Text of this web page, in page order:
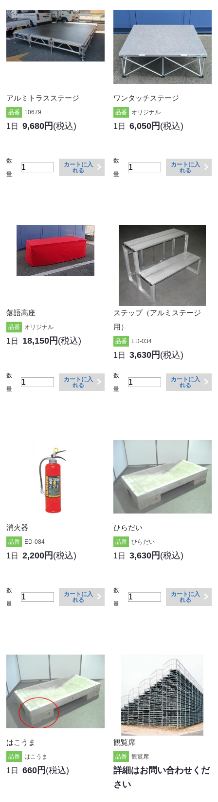
アルミトラスステージ
品番 10679
1日 9,680円 (税込)
数
量
カートに入
れる
ワンタッチステージ
品番 オリジナル
1日 6,050円 (税込)
数
量
カートに入
れる
落語高座
品番 オリジナル
1日 18,150円 (税込)
数
量
カートに入
れる
ステップ（アルミステージ
用）
品番 ED-034
1日 3,630円 (税込)
数
量
カートに入
れる
消火器
品番 ED-084
1日 2,200円 (税込)
数
量
カートに入
れる
ひらだい
品番 ひらだい
1日 3,630円 (税込)
数
量
カートに入
れる
はこうま
品番 はこうま
1日 660円 (税込)
観覧席
品番 観覧席
詳細はお問い合わせくだ
さい